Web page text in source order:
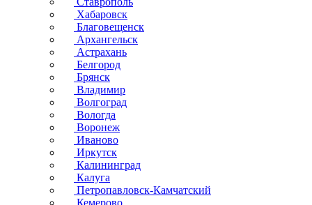
Хабаровск
Благовещенск
Архангельск
Астрахань
Белгород
Брянск
Владимир
Волгоград
Вологда
Воронеж
Иваново
Иркутск
Калининград
Калуга
Петропавловск-Камчатский
Кемерово